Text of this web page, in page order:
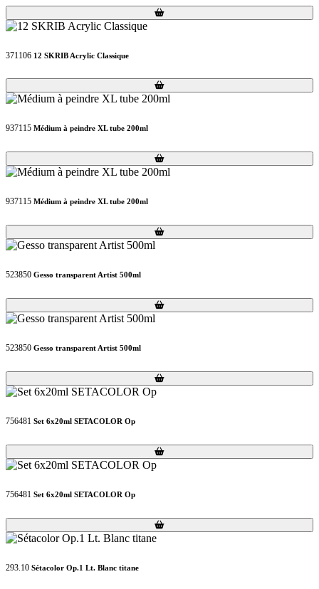
Loading...
Loading...
371106 12 SKRIB Acrylic Classique
Loading...
Loading...
937115 Médium à peindre XL tube 200ml
Loading...
Loading...
937115 Médium à peindre XL tube 200ml
Loading...
Loading...
523850 Gesso transparent Artist 500ml
Loading...
Loading...
523850 Gesso transparent Artist 500ml
Loading...
Loading...
756481 Set 6x20ml SETACOLOR Op
Loading...
Loading...
756481 Set 6x20ml SETACOLOR Op
Loading...
Loading...
293.10 Sétacolor Op.1 Lt. Blanc titane